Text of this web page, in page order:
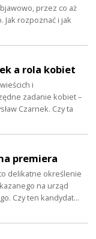
przez co aż
Jak rozpoznać i jak
a rola kobiet
i
zadanie kobiet –
Czarnek. Czy ta
premiera
to delikatne określenie
na urząd
Czy ten kandydat…